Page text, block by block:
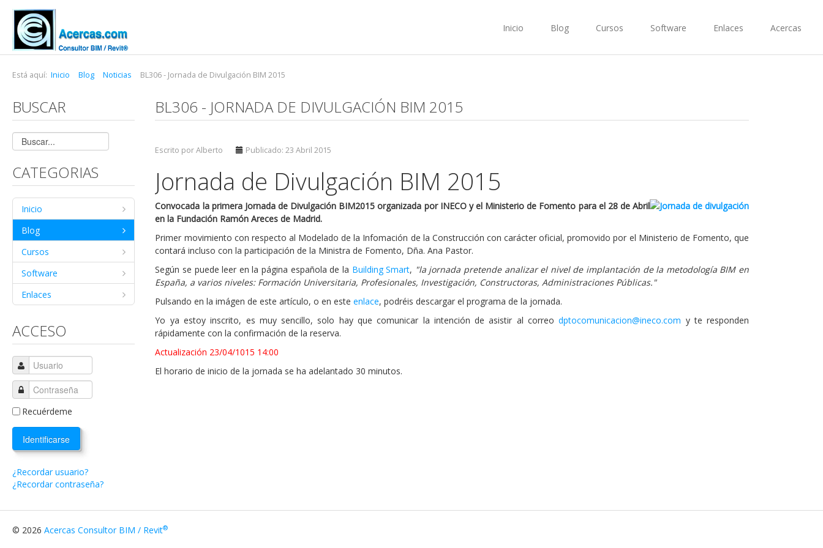
Inicio Blog Cursos Software Enlaces Acercas
Está aquí: Inicio Blog Noticias BL306 - Jornada de Divulgación BIM 2015
BUSCAR
CATEGORIAS
Inicio
Blog
Cursos
Software
Enlaces
ACCESO
Recuérdeme
Identificarse
¿Recordar usuario?
¿Recordar contraseña?
BL306 - JORNADA DE DIVULGACIÓN BIM 2015
Escrito por Alberto Publicado: 23 Abril 2015
Jornada de Divulgación BIM 2015
Convocada la primera Jornada de Divulgación BIM2015 organizada por INECO y el Ministerio de Fomento para el 28 de Abril
en la Fundación Ramón Areces de Madrid.
Primer movimiento con respecto al Modelado de la Infomación de la Construcción con carácter oficial, promovido por el Ministerio de Fomento, que
contará incluso con la participación de la Ministra de Fomento, Dña. Ana Pastor.
Según se puede leer en la página española de la Building Smart, "la jornada pretende analizar el nivel de implantación de la metodología BIM en
España, a varios niveles: Formación Universitaria, Profesionales, Investigación, Constructoras, Administraciones Públicas."
Pulsando en la imágen de este artículo, o en esteenlace, podréis descargar el programa de la jornada.
Yo ya estoy inscrito, es muy sencillo, solo hay que comunicar la intención de asistir al correodptocomunicacion@ineco.com y te responden
rápidamente con la confirmación de la reserva.
Actualización 23/04/1015 14:00
El horario de inicio de la jornada se ha adelantado 30 minutos.
© 2026 Acercas Consultor BIM / Revit®